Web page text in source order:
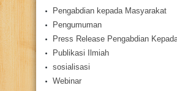
Pengabdian kepada Masyarakat
Pengumuman
Press Release Pengabdian
Publikasi Ilmiah
sosialisasi
Webinar